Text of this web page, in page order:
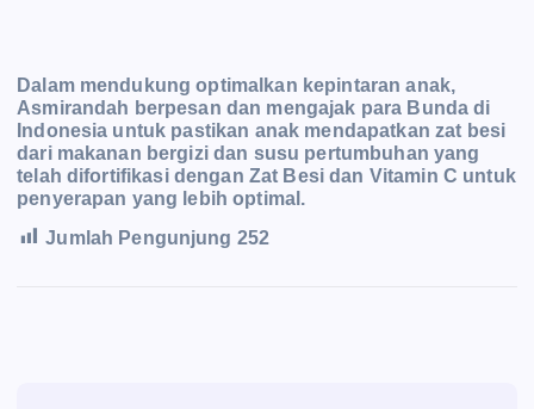
Dalam mendukung optimalkan kepintaran anak,
Asmirandah berpesan dan mengajak para Bunda di
Indonesia untuk pastikan anak mendapatkan zat besi
dari makanan bergizi dan susu pertumbuhan yang
telah difortifikasi dengan Zat Besi dan Vitamin C untuk
penyerapan yang lebih optimal.
Jumlah Pengunjung 252